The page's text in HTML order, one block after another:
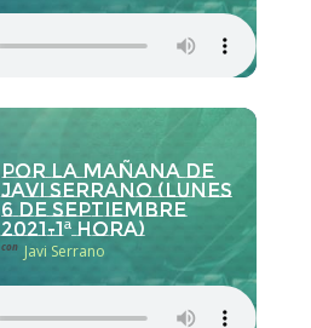
Por la Mañana de
Javi Serrano (lunes
6 de septiembre
2021-1ª hora)
con Javi Serrano